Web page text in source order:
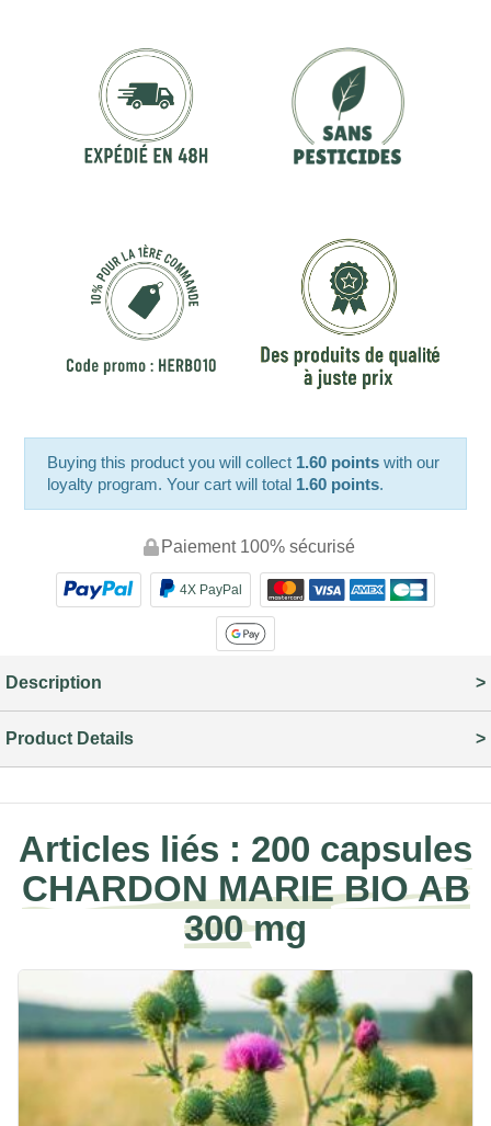
Buying this product you will collect 1.60 points with our
loyalty program. Your cart will total 1.60 points.
Paiement 100% sécurisé
4X PayPal
Description
Product Details
Articles liés : 200 capsules
CHARDON MARIE BIO AB
300 mg